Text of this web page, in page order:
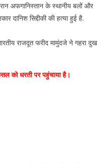
अफगानिस्तान के स्थानीय बलों और
दानिश सिद्दीकी की हत्या हुई है.
राजदूत फरीद मामुंदजे ने गहरा दुख
को धरती पर पहुंचाया है।